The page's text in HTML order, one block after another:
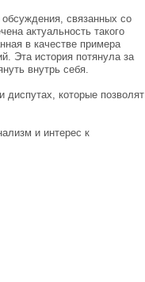
связанных со
актуальность такого
в качестве примера
Эта история потянула за
внутрь себя.
которые позволят
и интерес к